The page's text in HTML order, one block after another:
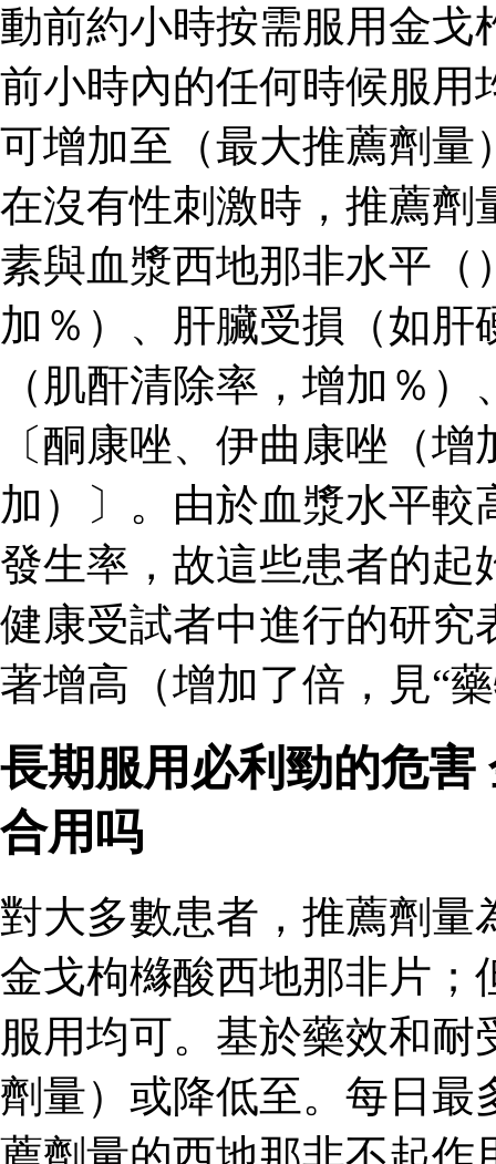
動前約小時按需服用金戈
前小時內的任何時候服用
可增加至（最大推薦劑量
在沒有性刺激時，推薦劑
素與血漿西地那非水平（
加％）、肝臟受損（如
（肌酐清除率，增加％
〔酮康唑、伊曲康唑（
加）〕。由於血漿水平
發生率，故這些患者的起
健康受試者中進行的研究
著增高（增加了倍，見“
長期服用必利勁的危
合用吗
對大多數患者，推薦劑量
金戈枸櫞酸西地那非片；
服用均可。基於藥效和
劑量）或降低至。每日最